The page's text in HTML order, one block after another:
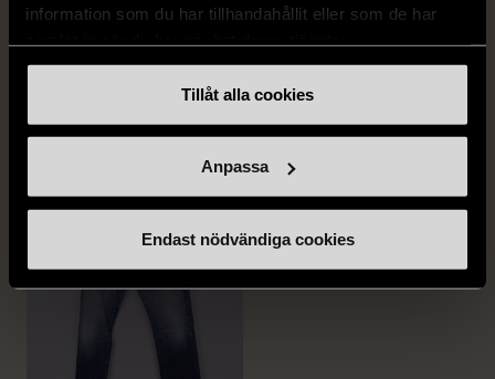
information som du har tillhandahållit eller som de har
Tillåt alla cookies
Anpassa
Endast nödvändiga cookies
Dressmann -
Kostymbyxor med
Bondelid - Randig skjorta
- Blå vit